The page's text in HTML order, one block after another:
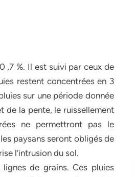
,7 %. Il est suivi par ceux de
restent concentrées en 3
sur une période donnée
de la pente, le ruissellement
ne permettront pas le
paysans seront obligés de
l’intrusion du sol.
de grains. Ces pluies